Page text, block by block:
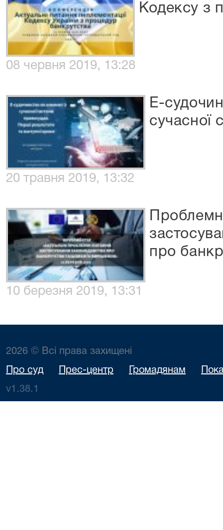
Кодексу з
08 червня 2019, 13:28
Е-
сучасної
20 травня 2019, 13:32
про
10 березня 2019, 13:31
2026 © Всі права захищені
Про суд Прес-центр Громадянам
v1.38.1